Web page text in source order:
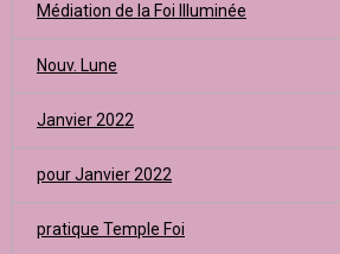
Médiation de la Foi Illuminée
Nouv. Lune
Janvier 2022
pour Janvier 2022
pratique Temple Foi